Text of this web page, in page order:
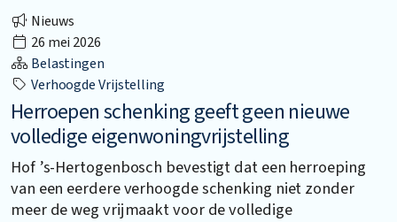
Nieuws
26 mei 2026
Belastingen
Verhoogde Vrijstelling
Herroepen schenking geeft geen nieuwe
volledige eigenwoningvrijstelling
Hof ’s-Hertogenbosch bevestigt dat een herroeping
van een eerdere verhoogde schenking niet zonder
meer de weg vrijmaakt voor de volledige